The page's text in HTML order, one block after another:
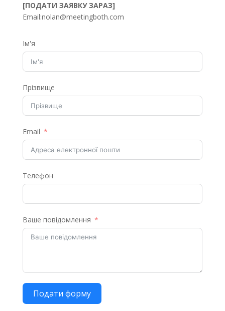
[ПОДАТИ ЗАЯВКУ ЗАРАЗ]
Email:nolan@meetingboth.com
Ім'я
Прізвище
Email
Телефон
Ваше повідомлення
Подати форму